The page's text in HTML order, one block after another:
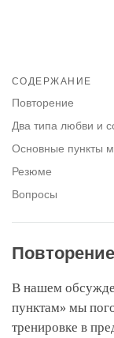
СОДЕРЖАНИЕ
Повторение
Два типа любви и
Основные пункты
Резюме
Вопросы
Повторение
В нашем
пунктам» мы
тренировке в